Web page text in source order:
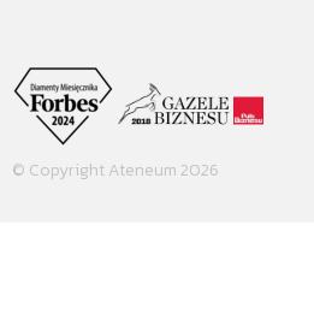
© Copyright Ateneum 2026